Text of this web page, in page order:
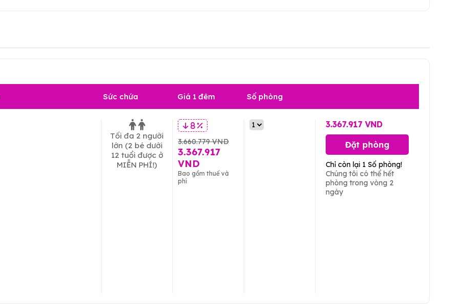
Sức chứa Giá 1 đêm Số phòng
Tối đa 2 người
lớn (2 bé dưới
12 tuổi được ở
MIỄN PHÍ!)
8 %
3.660.779 VND
3.367.917
VND
Bao gồm thuế và
phí
3.367.917 VND
Đặt phòng
Chỉ còn lại 1 Số phòng!
Chúng tôi có thể hết
phòng trong vòng 2
ngày